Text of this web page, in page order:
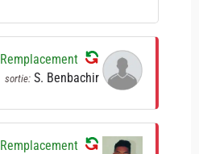
Remplacement
sortie: S. Benbachir
Remplacement